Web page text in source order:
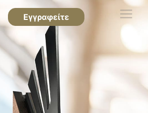
Εγγραφείτε